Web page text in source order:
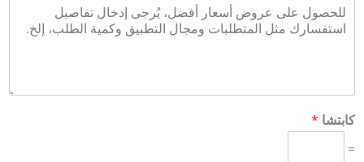
كابتشا *
=